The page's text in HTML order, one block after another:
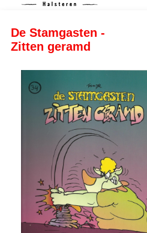
De Stamgasten -
Zitten geramd